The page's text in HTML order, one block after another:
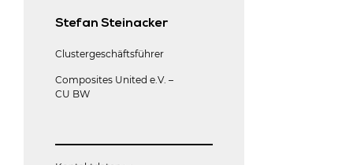
Stefan Steinacker
Clustergeschäftsführer
Composites United e.V. –
CU BW